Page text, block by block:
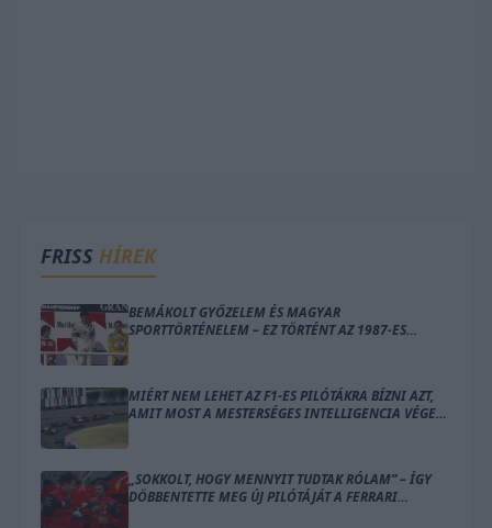
FRISS HÍREK
BEMÁKOLT GYŐZELEM ÉS MAGYAR
SPORTTÖRTÉNELEM – EZ TÖRTÉNT AZ 1987-ES
MIÉRT NEM LEHET AZ F1-ES PILÓTÁKRA BÍZNI AZT,
AMIT MOST A MESTERSÉGES INTELLIGENCIA VÉGEZ
„SOKKOLT, HOGY MENNYIT TUDTAK RÓLAM” – ÍGY
DÖBBENTETTE MEG ÚJ PILÓTÁJÁT A FERRARI